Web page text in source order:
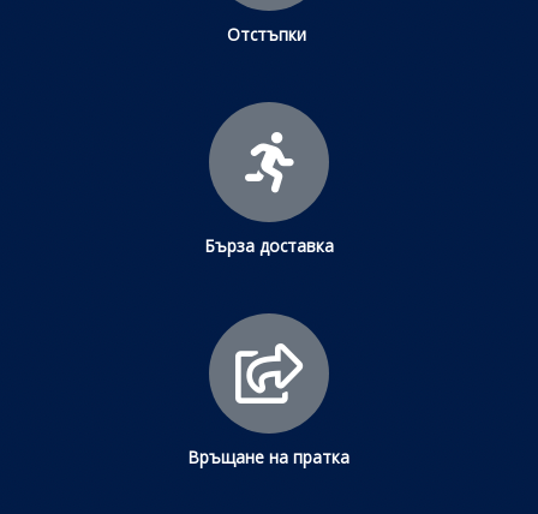
Отстъпки
Бърза доставка
Връщане на пратка